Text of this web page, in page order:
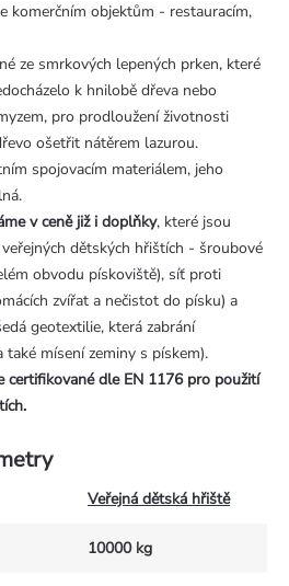
komerčním objektům - restauracím,
ze smrkových lepených prken, které
k hnilobě dřeva nebo
pro prodloužení životnosti
ošetřit nátěrem lazurou.
spojovacím materiálem, jeho
v ceně již i doplňky, které jsou
dětských hřištích - šroubové
obvodu pískoviště), síť proti
zvířat a nečistot do písku) a
geotextilie, která zabrání
mísení zeminy s pískem).
certifikované dle EN 1176 pro použití
Veřejná dětská hřiště
10000 kg